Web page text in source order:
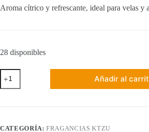
Aroma cítrico y refrescante, ideal para velas y
28 disponibles
Fragancia
de
Limón
Añadir al
CATEGORÍA:FRAGANCIAS KTZU